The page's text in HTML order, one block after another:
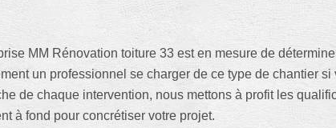
MM Rénovation toiture 33 est en mesure de
un professionnel se charger de ce type de chantier
de chaque intervention, nous mettons à profit les
à fond pour concrétiser votre projet.